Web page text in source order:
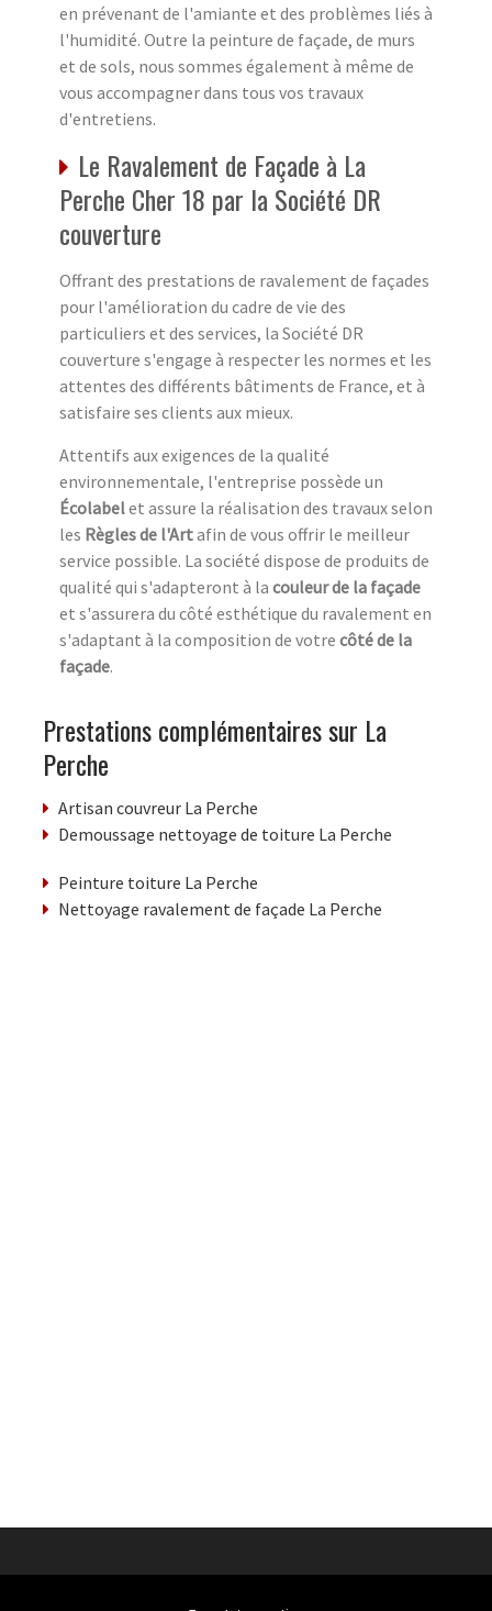
en prévenant de l'amiante et des problèmes liés à
l'humidité. Outre la peinture de façade, de murs
et de sols, nous sommes également à même de
vous accompagner dans tous vos travaux
d'entretiens.
Le Ravalement de Façade à La
Perche Cher 18 par la Société DR
couverture
Offrant des prestations de ravalement de façades
pour l'amélioration du cadre de vie des
particuliers et des services, la Société DR
couverture s'engage à respecter les normes et les
attentes des différents bâtiments de France, et à
satisfaire ses clients aux mieux.
Attentifs aux exigences de la qualité
environnementale, l'entreprise possède un
Écolabelet assure la réalisation des travaux selon
les Règles de l'Artafin de vous offrir le meilleur
service possible. La société dispose de produits de
qualité qui s'adapteront à la couleur de la façade
et s'assurera du côté esthétique du ravalement en
s'adaptant à la composition de votre côté de la
façade.
Prestations complémentaires sur La
Perche
Artisan couvreur La Perche
Demoussage nettoyage de toiture La Perche
Peinture toiture La Perche
Nettoyage ravalement de façade La Perche